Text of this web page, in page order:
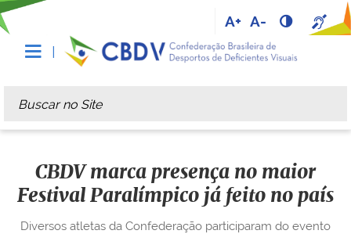
A+ A-
Busca
Busca Avançada…
CBDV marca presença no maior
Festival Paralímpico já feito no país
Diversos atletas da Confederação participaram do evento